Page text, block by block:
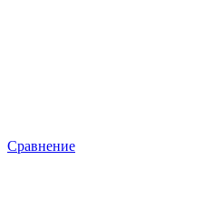
Сравнение